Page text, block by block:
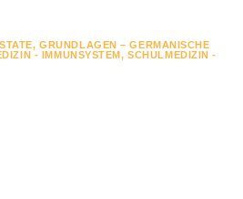
,GRUNDLAGEN – GERMANISCHE
- IMMUNSYSTEM,SCHULMEDIZIN -